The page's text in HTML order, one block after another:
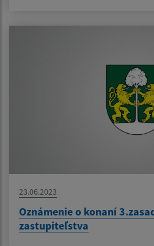
23.06.2023
Oznámenie o konaní
zastupiteľstva